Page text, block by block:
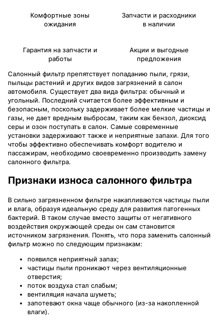
Комфортные зоны
ожидания
Запчасти и расходники
в наличии
Гарантия на запчасти и
работы
Акции и выгодные
предложения
Салонный фильтр препятствует попаданию пыли, грязи,
пыльцы растений и других видов загрязнений в салон
автомобиля. Существует два вида фильтра: обычный и
угольный. Последний считается более эффективным и
безопасным, поскольку задерживает более мелкие частицы и
газы, не дает вредным выбросам, таким как бензол, диоксид
серы и озон поступать в салон. Самые современные
установки задерживают также и неприятные запахи. Для того
чтобы эффективно обеспечивать комфорт водителю и
пассажирам, необходимо своевременно производить замену
салонного фильтра.
Признаки износа салонного фильтра
В сильно загрязненном фильтре накапливаются частицы пыли
и влага, образуя идеальную среду для развития патогенных
бактерий. В таком случае вместо защиты от негативного
воздействия окружающей среды он сам становится
источником загрязнения. Понять, что пора заменить салонный
фильтр можно по следующим признакам:
появился неприятный запах;
частицы пыли проникают через вентиляционные
отверстия;
поток воздуха стал слабым;
вентиляция начала шуметь;
запотевают окна чаще обычного (из-за накопленной
влаги).